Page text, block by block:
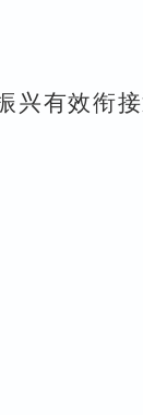
兴有效衔